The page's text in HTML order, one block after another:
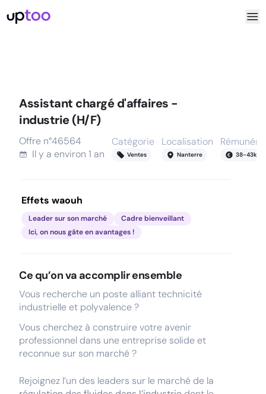
Assistant chargé d'affaires -
industrie (H/F)
Offre n°46564
Il y a environ 1 an
Catégorie
Ventes
Localisation
Nanterre 38-43k
Effets waouh
Leader sur son marché
Cadre bienveillant
Ici, on nous gâte en avantages !
Ce qu’on va accomplir ensemble
Vous recherche un poste alliant technicité
industrielle et polyvalence ?
Vous cherchez à construire votre avenir
professionnel dans une entreprise solide et
reconnue sur son marché ?
Rejoignez l’un des leaders sur le marché de la